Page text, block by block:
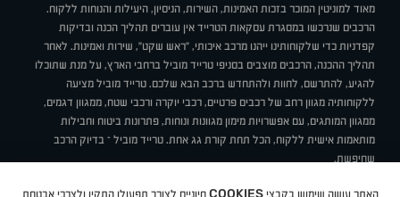
מאוד למוניטין המוכר בזכות האמינות, השירות, הניסיון, היעילות והנוחות ללקוח.
הרכבים שנרכשו במסגרת עסקאות הטרייד אין עוברים תהליך הכנה ובדיקות
קפדניות כדי שלקוחותינו ייהנו מרכב איכותי, "ראש שקט", שירות ואמינות. לאחר
תהליך ההכנה, הרכבים מוצבים בסניפי טרייד מוביל ברחבי הארץ, על מנת שתוכלו
להגיע, להתרשם, לחוות ולהתחדש ברכב הבא שלכם. טרייד מוביל מציעה
ללקוחותיה מגוון רחב של רכבים פרטיים, רכבי יוקרה ורכבי שטח, ממגוון דגמים,
ממגוון המותגים, עם אפשרויות מימון מגוונות ונוחות, פתרונות ביטוח וחבילות
מותאמות אישית ללקוח, הכל תחת קורת גג אחת. טרייד מוביל – בדיוק הרכב
שחיפשת.
COOKIES